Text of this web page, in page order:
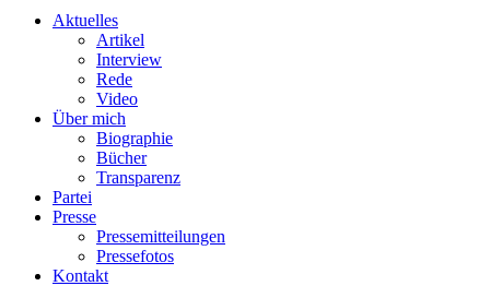
Aktuelles
Artikel
Interview
Rede
Video
Über mich
Biographie
Bücher
Transparenz
Partei
Presse
Pressemitteilungen
Pressefotos
Kontakt